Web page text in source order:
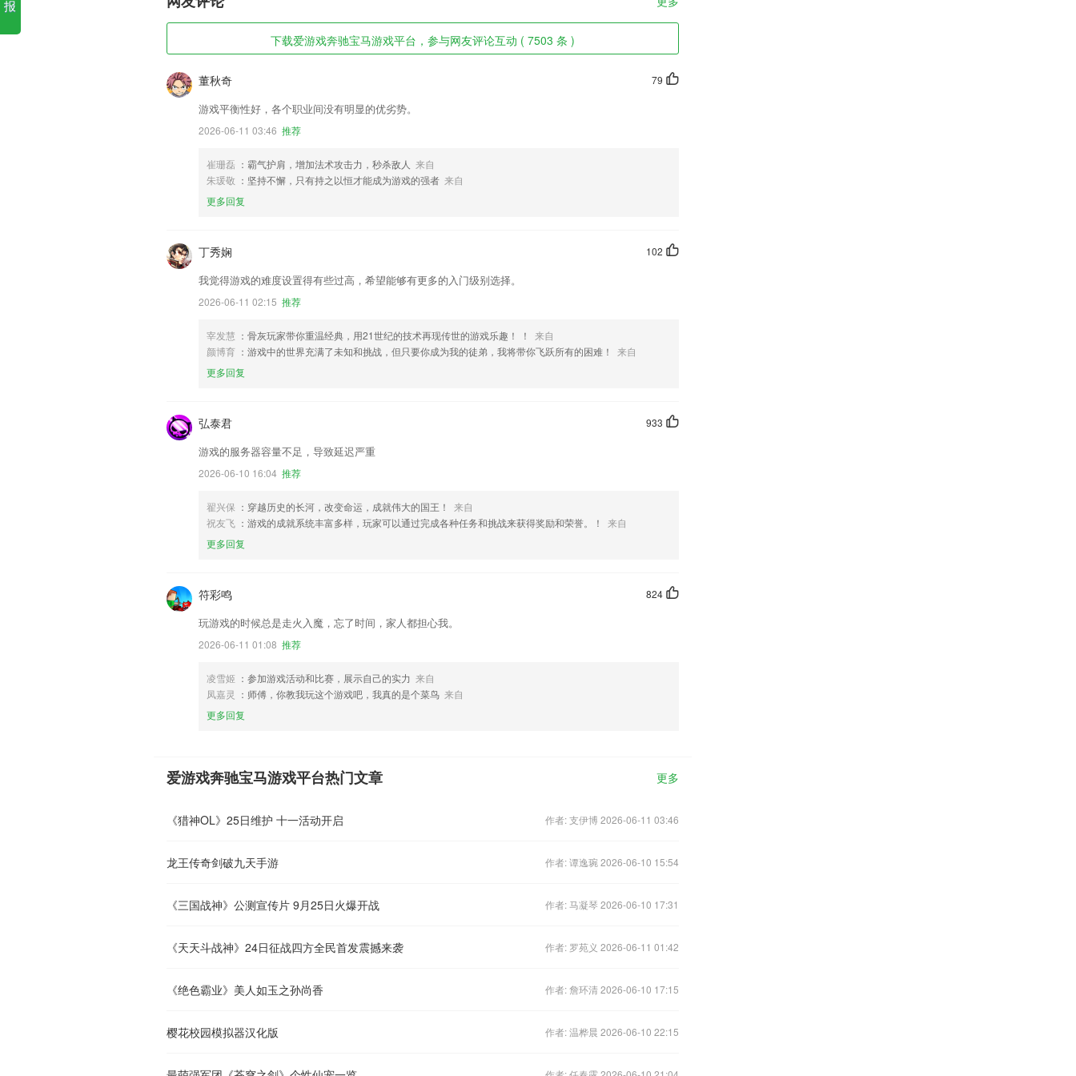
下载爱游戏奔驰宝马游戏平台，参与网友评论互动 ( 7503 条 )
79
董秋奇
游戏平衡性好，各个职业间没有明显的优劣势。
2026-06-11 03:46 推荐
崔珊磊 ：霸气护肩，增加法术攻击力，秒杀敌人 来自
朱瑗敬 ：坚持不懈，只有持之以恒才能成为游戏的强者 来自
更多回复
102
丁秀娴
我觉得游戏的难度设置得有些过高，希望能够有更多的入门级别选择。
2026-06-11 02:15 推荐
宰发慧 ：骨灰玩家带你重温经典，用21世纪的技术再现传世的游戏乐趣！ ！
来自
颜博育 ：游戏中的世界充满了未知和挑战，但只要你成为我的徒弟，我将带你飞跃所有的困难！
来自
更多回复
933
弘泰君
游戏的服务器容量不足，导致延迟严重
2026-06-10 16:04 推荐
翟兴保 ：穿越历史的长河，改变命运，成就伟大的国王！
来自
祝友飞 ：游戏的成就系统丰富多样，玩家可以通过完成各种任务和挑战来获得奖励和荣誉。！
来自
更多回复
824
符彩鸣
玩游戏的时候总是走火入魔，忘了时间，家人都担心我。
2026-06-11 01:08 推荐
凌雪姬 ：参加游戏活动和比赛，展示自己的实力 来自
凤嘉灵 ：师傅，你教我玩这个游戏吧，我真的是个菜鸟 来自
更多回复
爱游戏奔驰宝马游戏平台热门文章 更多
《猎神OL》25日维护 十一活动开启 作者: 支伊博 2026-06-11 03:46
龙王传奇剑破九天手游 作者: 谭逸琬 2026-06-10 15:54
《三国战神》公测宣传片 9月25日火爆开战 作者: 马凝琴 2026-06-10 17:31
《天天斗战神》24日征战四方全民首发震撼来袭 作者: 罗苑义 2026-06-11 01:42
《绝色霸业》美人如玉之孙尚香 作者: 詹环清 2026-06-10 17:15
樱花校园模拟器汉化版 作者: 温桦晨 2026-06-10 22:15
报